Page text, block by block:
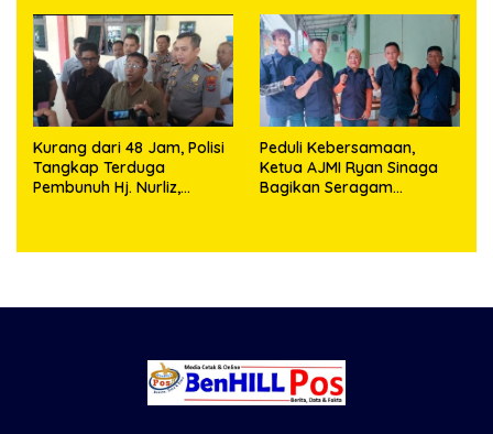
Kurang dari 48 Jam, Polisi
Tangkap Terduga
Pembunuh Hj. Nurliz,
Peduli Kebersamaan,
Ketua AJMI Ryan Sinaga
Bagikan Seragam